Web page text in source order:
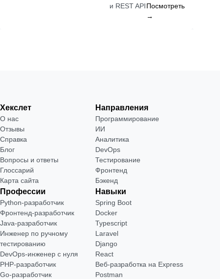
и REST APIПосмотреть
→
Хекслет
О нас
Отзывы
Справка
Блог
Вопросы и ответы
Глоссарий
Карта сайта
Направления
Программирование
ИИ
Аналитика
DevOps
Тестирование
Фронтенд
Бэкенд
Профессии
Python-разработчик
Фронтенд-разработчик
Java-разработчик
Инженер по ручному
тестированию
DevOps-инженер с нуля
РНР-разработчик
Go-разработчик
Навыки
Spring Boot
Docker
Typescript
Laravel
Django
React
Веб-разработка на Express
Postman